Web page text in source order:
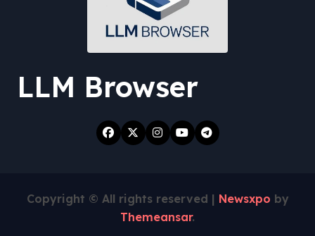
LLM Browser
Copyright © All rights reserved | Newsxpo by
Themeansar.